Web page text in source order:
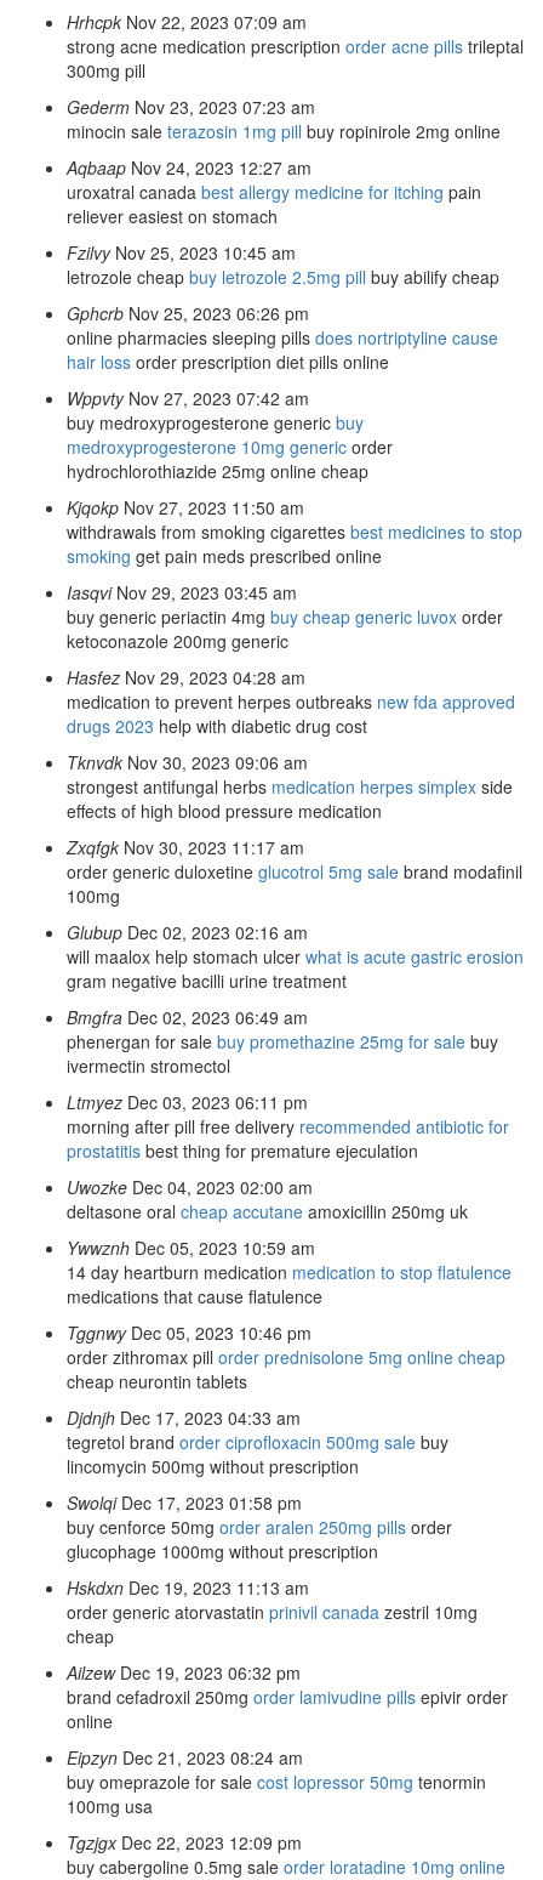
Hrhcpk Nov 22, 2023 07:09 am
strong acne medication prescription order acne pills trileptal
300mg pill
Gederm Nov 23, 2023 07:23 am
minocin sale terazosin 1mg pill buy ropinirole 2mg online
Aqbaap Nov 24, 2023 12:27 am
uroxatral canada best allergy medicine for itching pain
reliever easiest on stomach
Fzilvy Nov 25, 2023 10:45 am
letrozole cheap buy letrozole 2.5mg pill buy abilify cheap
Gphcrb Nov 25, 2023 06:26 pm
online pharmacies sleeping pills does nortriptyline cause
hair loss order prescription diet pills online
Wppvty Nov 27, 2023 07:42 am
buy medroxyprogesterone generic buy
medroxyprogesterone 10mg generic order
hydrochlorothiazide 25mg online cheap
Kjqokp Nov 27, 2023 11:50 am
withdrawals from smoking cigarettes best medicines to stop
smoking get pain meds prescribed online
Iasqvi Nov 29, 2023 03:45 am
buy generic periactin 4mg buy cheap generic luvox order
ketoconazole 200mg generic
Hasfez Nov 29, 2023 04:28 am
medication to prevent herpes outbreaks new fda approved
drugs 2023 help with diabetic drug cost
Tknvdk Nov 30, 2023 09:06 am
strongest antifungal herbs medication herpes simplex side
effects of high blood pressure medication
Zxqfgk Nov 30, 2023 11:17 am
order generic duloxetine glucotrol 5mg sale brand modafinil
100mg
Glubup Dec 02, 2023 02:16 am
will maalox help stomach ulcer what is acute gastric erosion
gram negative bacilli urine treatment
Bmgfra Dec 02, 2023 06:49 am
phenergan for sale buy promethazine 25mg for sale buy
ivermectin stromectol
Ltmyez Dec 03, 2023 06:11 pm
morning after pill free delivery recommended antibiotic for
prostatitis best thing for premature ejeculation
Uwozke Dec 04, 2023 02:00 am
deltasone oral cheap accutane amoxicillin 250mg uk
Ywwznh Dec 05, 2023 10:59 am
14 day heartburn medication medication to stop flatulence
medications that cause flatulence
Tggnwy Dec 05, 2023 10:46 pm
order zithromax pill order prednisolone 5mg online cheap
cheap neurontin tablets
Djdnjh Dec 17, 2023 04:33 am
tegretol brand order ciprofloxacin 500mg sale buy
lincomycin 500mg without prescription
Swolqi Dec 17, 2023 01:58 pm
buy cenforce 50mg order aralen 250mg pills order
glucophage 1000mg without prescription
Hskdxn Dec 19, 2023 11:13 am
order generic atorvastatin prinivil canada zestril 10mg
cheap
Ailzew Dec 19, 2023 06:32 pm
brand cefadroxil 250mg order lamivudine pills epivir order
online
Eipzyn Dec 21, 2023 08:24 am
buy omeprazole for sale cost lopressor 50mg tenormin
100mg usa
Tgzjgx Dec 22, 2023 12:09 pm
buy cabergoline 0.5mg sale order loratadine 10mg online